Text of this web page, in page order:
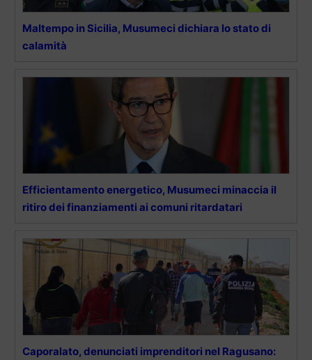
Maltempo in Sicilia, Musumeci dichiara lo stato di
calamità
Efficientamento energetico, Musumeci minaccia il
ritiro dei finanziamenti ai comuni ritardatari
Caporalato, denunciati imprenditori nel Ragusano: